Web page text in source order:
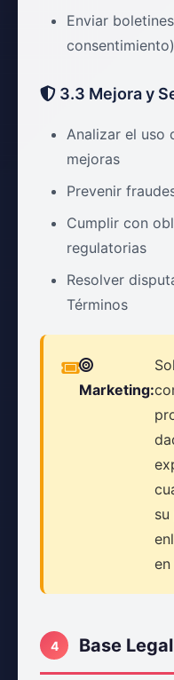
Enviar
consentimiento)
3.3 Mejora y
Analizar el uso
mejoras
Prevenir
Cumplir con
regulatorias
Resolver
Términos
Marketing:
en
4 Base